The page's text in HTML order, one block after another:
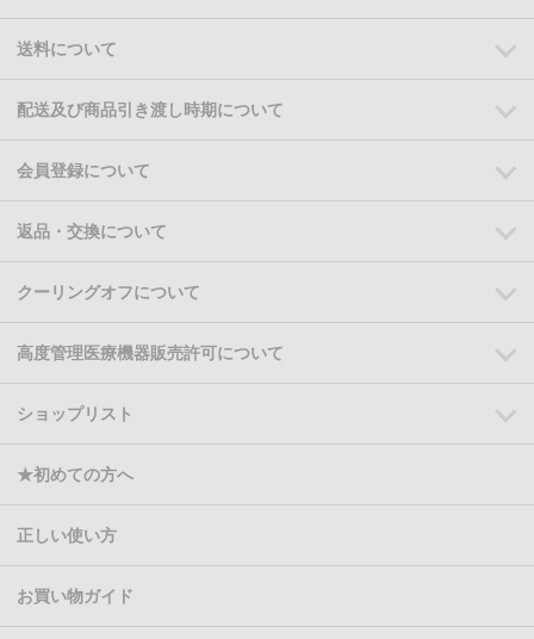
送料について
配送及び商品引き渡し時期について
会員登録について
返品・交換について
クーリングオフについて
高度管理医療機器販売許可について
ショップリスト
★初めての方へ
正しい使い方
お買い物ガイド